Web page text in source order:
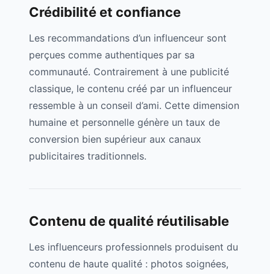
Crédibilité et confiance
Les recommandations d’un influenceur sont
perçues comme authentiques par sa
communauté. Contrairement à une publicité
classique, le contenu créé par un influenceur
ressemble à un conseil d’ami. Cette dimension
humaine et personnelle génère un taux de
conversion bien supérieur aux canaux
publicitaires traditionnels.
Contenu de qualité réutilisable
Les influenceurs professionnels produisent du
contenu de haute qualité : photos soignées,